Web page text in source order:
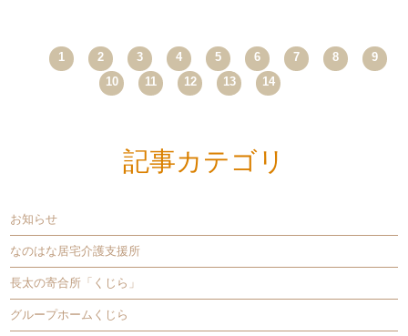
Prev1 2 3 4 5 6 7 8
9
10
11 12 13 14
記事カテゴリ
お知らせ
なのはな居宅介護支援所
長太の寄合所「くじら」
グループホームくじら